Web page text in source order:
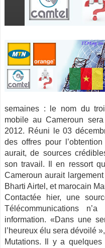
semaines : le nom du
mobile au Cameroun
2012. Réuni le 03
des offres pour
aurait, de sources
son travail. Il en ressort
Cameroun aurait
Bharti Airtel, et marocain
Contactée hier, une
Télécommunications
information. «Dans une
l’heureux élu sera dévoilé
Mutations. Il y a quelques